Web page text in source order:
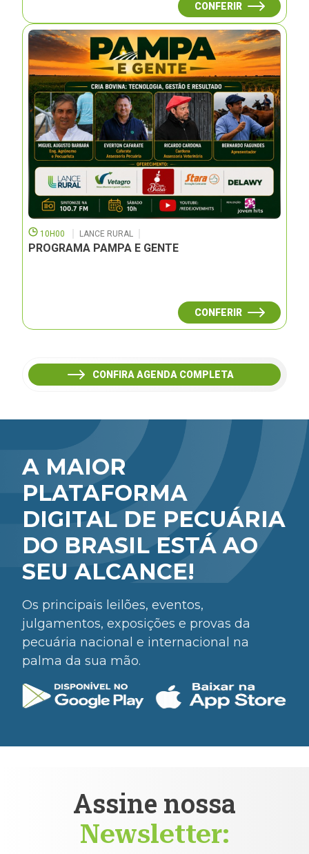
CONFERIR
10H00 LANCE RURAL
PROGRAMA PAMPA E GENTE
CONFERIR
CONFIRA AGENDA COMPLETA
A MAIOR
PLATAFORMA
DIGITAL DE PECUÁRIA
DO BRASIL ESTÁ AO
SEU ALCANCE!
Os principais leilões, eventos,
julgamentos, exposições e provas da
pecuária nacional e internacional na
palma da sua mão.
Assine nossa
Newsletter: